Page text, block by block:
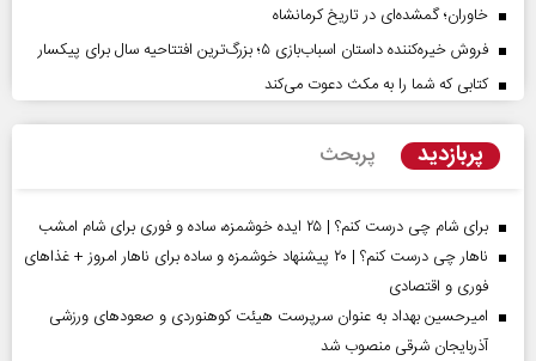
خاوران؛ گمشده‌ای در تاریخ کرمانشاه
فروش خیره‌کننده داستان اسباب‌بازی ۵؛ بزرگ‌ترین افتتاحیه سال برای پیکسار
کتابی که شما را به مکث دعوت می‌کند
پربازدید پربحث
برای شام چی درست کنم؟ | ۲۵ ایده خوشمزه، ساده و فوری برای شام امشب
ناهار چی درست کنم؟ | ۲۰ پیشنهاد خوشمزه و ساده برای ناهار امروز + غذاهای
فوری و اقتصادی
امیرحسین بهداد به عنوان سرپرست هیئت کوهنوردی و صعودهای ورزشی
آذربایجان شرقی منصوب شد